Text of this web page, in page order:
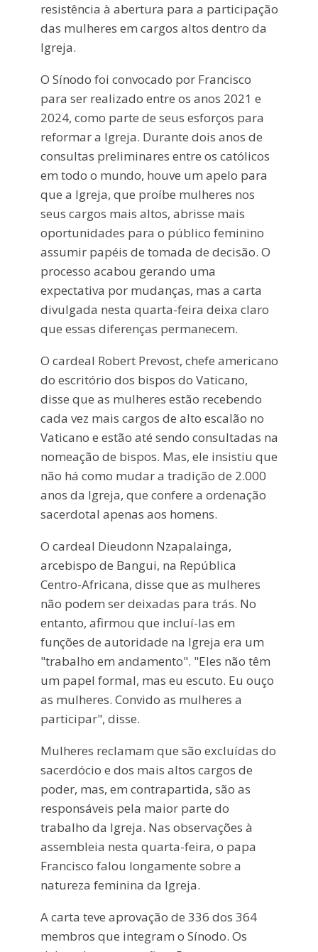
resistência à abertura para a participação
das mulheres em cargos altos dentro da
Igreja.
O Sínodo foi convocado por Francisco
para ser realizado entre os anos 2021 e
2024, como parte de seus esforços para
reformar a Igreja. Durante dois anos de
consultas preliminares entre os católicos
em todo o mundo, houve um apelo para
que a Igreja, que proíbe mulheres nos
seus cargos mais altos, abrisse mais
oportunidades para o público feminino
assumir papéis de tomada de decisão. O
processo acabou gerando uma
expectativa por mudanças, mas a carta
divulgada nesta quarta-feira deixa claro
que essas diferenças permanecem.
O cardeal Robert Prevost, chefe americano
do escritório dos bispos do Vaticano,
disse que as mulheres estão recebendo
cada vez mais cargos de alto escalão no
Vaticano e estão até sendo consultadas na
nomeação de bispos. Mas, ele insistiu que
não há como mudar a tradição de 2.000
anos da Igreja, que confere a ordenação
sacerdotal apenas aos homens.
O cardeal Dieudonn Nzapalainga,
arcebispo de Bangui, na República
Centro-Africana, disse que as mulheres
não podem ser deixadas para trás. No
entanto, afirmou que incluí-las em
funções de autoridade na Igreja era um
"trabalho em andamento". "Eles não têm
um papel formal, mas eu escuto. Eu ouço
as mulheres. Convido as mulheres a
participar", disse.
Mulheres reclamam que são excluídas do
sacerdócio e dos mais altos cargos de
poder, mas, em contrapartida, são as
responsáveis pela maior parte do
trabalho da Igreja. Nas observações à
assembleia nesta quarta-feira, o papa
Francisco falou longamente sobre a
natureza feminina da Igreja.
A carta teve aprovação de 336 dos 364
membros que integram o Sínodo. Os